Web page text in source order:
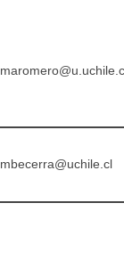
mbecerra@uchile.cl